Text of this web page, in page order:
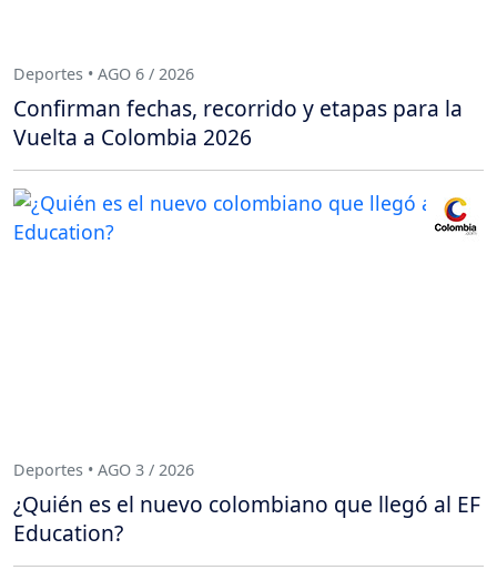
Deportes • AGO 6 / 2026
Confirman fechas, recorrido y etapas para la
Vuelta a Colombia 2026
Deportes • AGO 3 / 2026
¿Quién es el nuevo colombiano que llegó al EF
Education?